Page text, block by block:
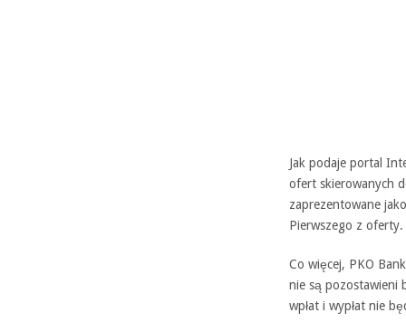
Jak podaje portal
ofert skierowanych
zaprezentowane
Pierwszego z oferty.
Co więcej, PKO
nie są pozostawieni
wpłat i wypłat nie